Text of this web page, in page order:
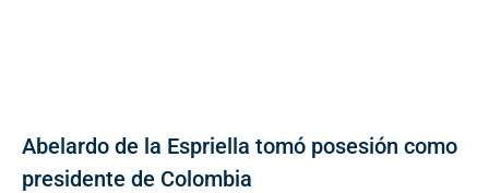
Abelardo de la Espriella tomó posesión como
presidente de Colombia